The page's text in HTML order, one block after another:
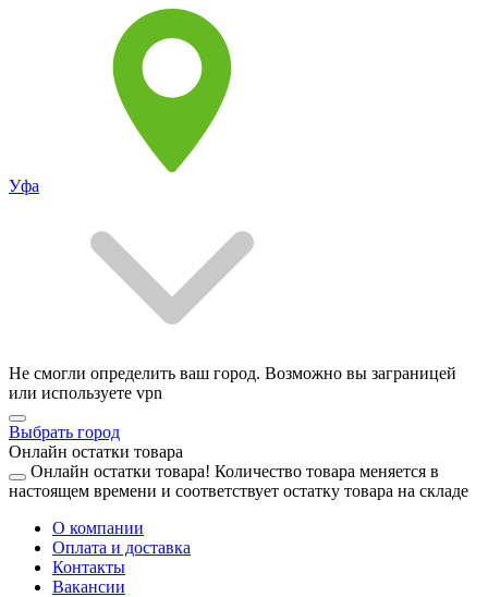
Уфа
Не смогли определить ваш город. Возможно вы заграницей
или используете vpn
Выбрать город
Онлайн остатки товара
Онлайн остатки товара! Количество товара меняется в
настоящем времени и соответствует остатку товара на складе
О компании
Оплата и доставка
Контакты
Вакансии